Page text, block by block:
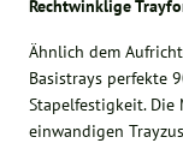
Rechtwinklige
Ähnlich dem
Basistrays perfekte
Stapelfestigkeit. Die
einwandigen